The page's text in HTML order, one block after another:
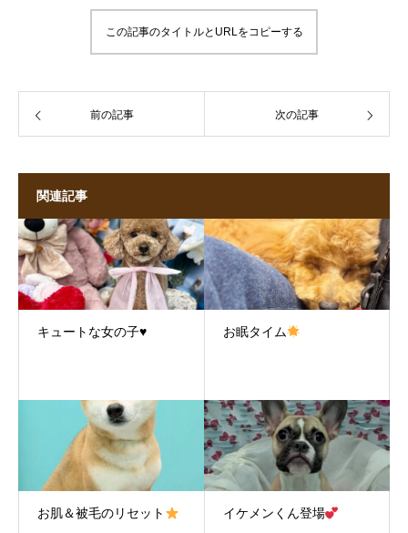
この記事のタイトルとURLをコピーする
前の記事 次の記事
関連記事
キュートな女の子♥ お眠タイム
お肌＆被毛のリセット イケメンくん登場